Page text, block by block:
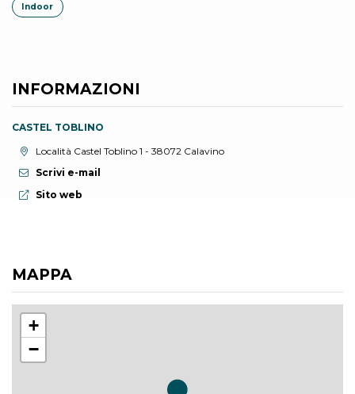
Indoor
INFORMAZIONI
CASTEL TOBLINO
Località:Località Castel Toblino 1 - 38072 Calavino
Scrivi e-mail
Sito web:
Sito web
MAPPA
+
−